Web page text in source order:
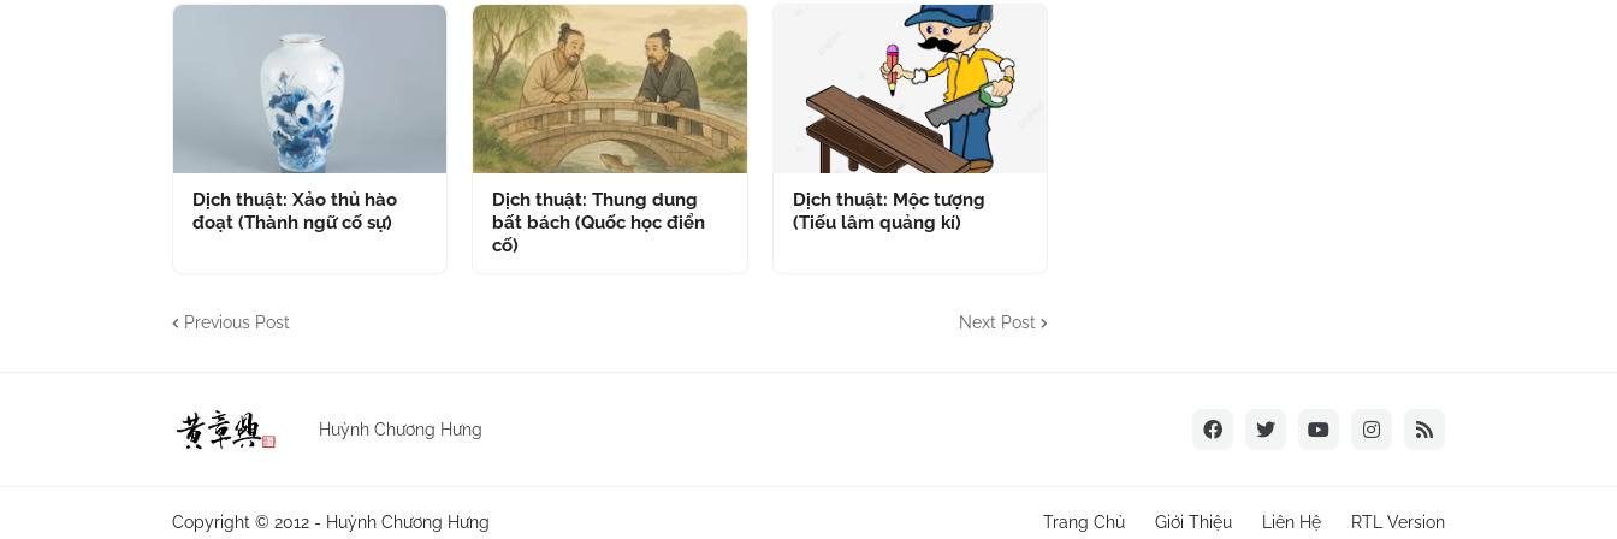
Dịch thuật: Xảo thủ hào
đoạt (Thành ngữ cố sự)
Dịch thuật: Thung dung
bất bách (Quốc học điển
cố)
Dịch thuật: Mộc tượng
(Tiếu lâm quảng kí)
Previous Post Next Post
Huỳnh Chương Hưng
Copyright © 2012 - Huỳnh Chương Hưng Trang Chủ Giới Thiệu Liên Hệ RTL Version